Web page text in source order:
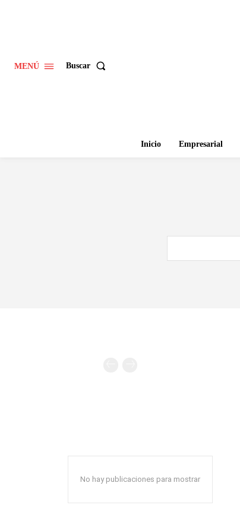
MENÚ Buscar
Inicio Empresarial
No hay publicaciones para mostrar